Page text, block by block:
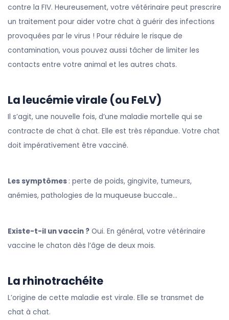
contre la FIV. Heureusement, votre vétérinaire peut prescrire
un traitement pour aider votre chat à guérir des infections
provoquées par le virus ! Pour réduire le risque de
contamination, vous pouvez aussi tâcher de limiter les
contacts entre votre animal et les autres chats.
La leucémie virale (ou FeLV)
Il s’agit, une nouvelle fois, d’une maladie mortelle qui se
contracte de chat à chat. Elle est très répandue. Votre chat
doit impérativement être vacciné.
Les symptômes : perte de poids, gingivite, tumeurs,
anémies, pathologies de la muqueuse buccale…
Existe-t-il un vaccin ? Oui. En général, votre vétérinaire
vaccine le chaton dès l’âge de deux mois.
La rhinotrachéite
L’origine de cette maladie est virale. Elle se transmet de
chat à chat.